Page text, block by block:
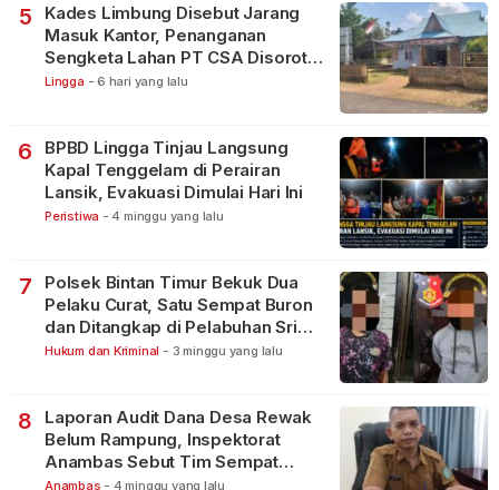
5
Kades Limbung Disebut Jarang
Masuk Kantor, Penanganan
Sengketa Lahan PT CSA Disorot
Warga
Lingga - 6 hari yang lalu
6
BPBD Lingga Tinjau Langsung
Kapal Tenggelam di Perairan
Lansik, Evakuasi Dimulai Hari Ini
Peristiwa - 4 minggu yang lalu
7
Polsek Bintan Timur Bekuk Dua
Pelaku Curat, Satu Sempat Buron
dan Ditangkap di Pelabuhan Sri
Bintan Pura
Hukum dan Kriminal - 3 minggu yang lalu
8
Laporan Audit Dana Desa Rewak
Belum Rampung, Inspektorat
Anambas Sebut Tim Sempat
Terbagi Tangani Kasus Lain
Anambas - 4 minggu yang lalu